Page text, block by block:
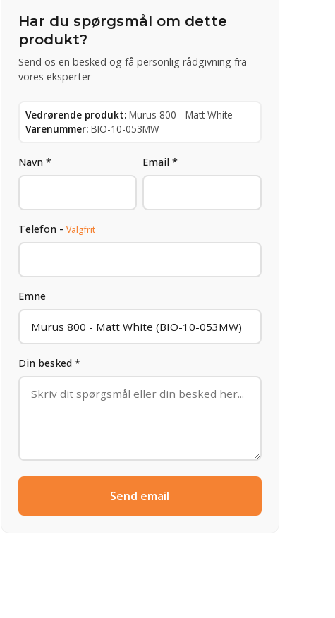
Har du spørgsmål om dette
produkt?
Send os en besked og få personlig rådgivning fra
vores eksperter
Vedrørende produkt: Murus 800 - Matt White
Varenummer: BIO-10-053MW
Navn * Email *
Telefon - Valgfrit
Emne
Din besked *
Send email